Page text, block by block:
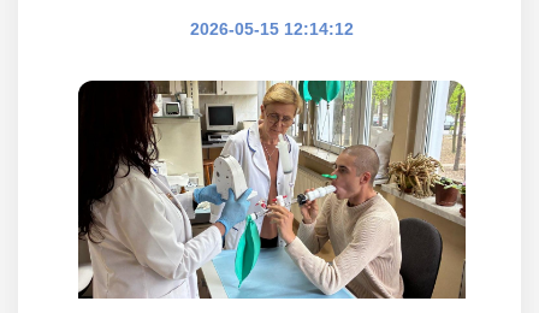
2026-05-15 12:14:12